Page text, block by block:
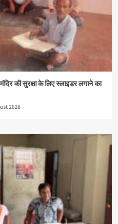
की सुरक्षा के लिए स्लाइडर लगाने का
2026